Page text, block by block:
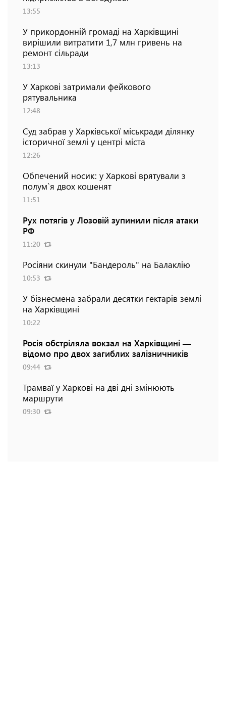
13:55
У прикордонній громаді на Харківщині
вирішили витратити 1,7 млн гривень на
ремонт сільради
13:13
У Харкові затримали фейкового
рятувальника
12:48
Суд забрав у Харківської міськради ділянку
історичної землі у центрі міста
12:26
Обпечений носик: у Харкові врятували з
полум`я двох кошенят
11:51
Рух потягів у Лозовій зупинили після атаки
РФ
11:20
Росіяни скинули "Бандероль" на Балаклію
10:53
У бізнесмена забрали десятки гектарів землі
на Харківщині
10:22
Росія обстріляла вокзал на Харківщині —
відомо про двох загиблих залізничників
09:44
Трамваї у Харкові на дві дні змінюють
маршрути
09:30